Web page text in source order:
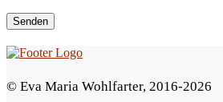
s
e
l
© Eva Maria Wohlfarter, 2016-2026